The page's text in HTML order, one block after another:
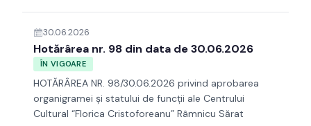
30.06.2026
Hotărârea nr. 98 din data de 30.06.2026
ÎN VIGOARE
HOTĂRÂREA NR. 98/30.06.2026 privind aprobarea
organigramei şi statului de funcţii ale Centrului
Cultural “Florica Cristoforeanu” Râmnicu Sărat